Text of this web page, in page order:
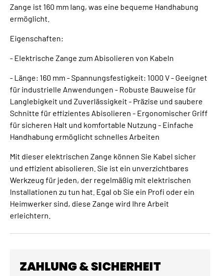
Zange ist 160 mm lang, was eine bequeme Handhabung
ermöglicht.
Eigenschaften:
- Elektrische Zange zum Abisolieren von Kabeln
- Länge: 160 mm - Spannungsfestigkeit: 1000 V - Geeignet
für industrielle Anwendungen - Robuste Bauweise für
Langlebigkeit und Zuverlässigkeit - Präzise und saubere
Schnitte für effizientes Abisolieren - Ergonomischer Griff
für sicheren Halt und komfortable Nutzung - Einfache
Handhabung ermöglicht schnelles Arbeiten
Mit dieser elektrischen Zange können Sie Kabel sicher
und effizient abisolieren. Sie ist ein unverzichtbares
Werkzeug für jeden, der regelmäßig mit elektrischen
Installationen zu tun hat. Egal ob Sie ein Profi oder ein
Heimwerker sind, diese Zange wird Ihre Arbeit
erleichtern.
ZAHLUNG & SICHERHEIT